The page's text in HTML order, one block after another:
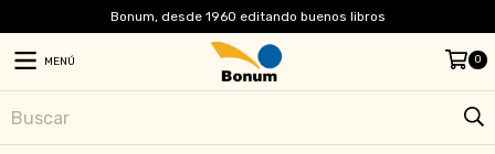
Bonum, desde 1960 editando buenos libros
MENÚ 0